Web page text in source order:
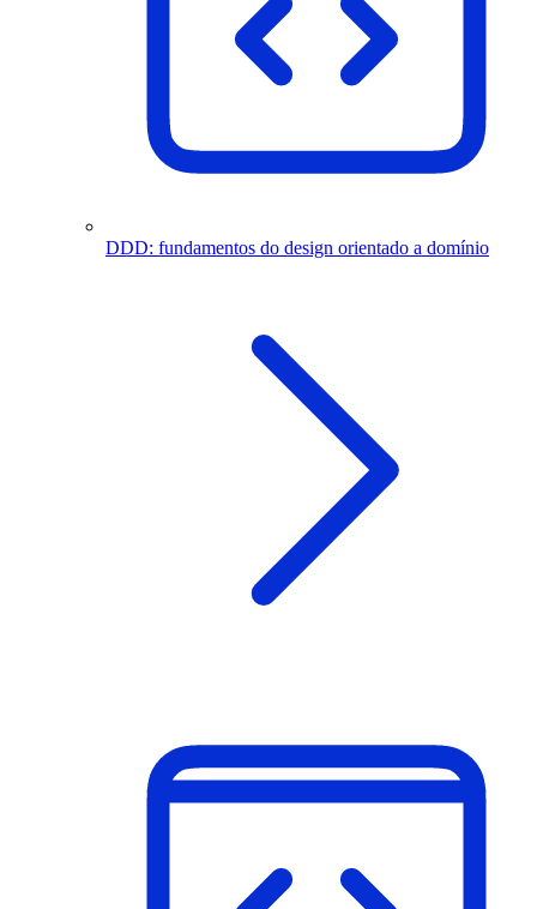
DDD: fundamentos do design orientado a domínio